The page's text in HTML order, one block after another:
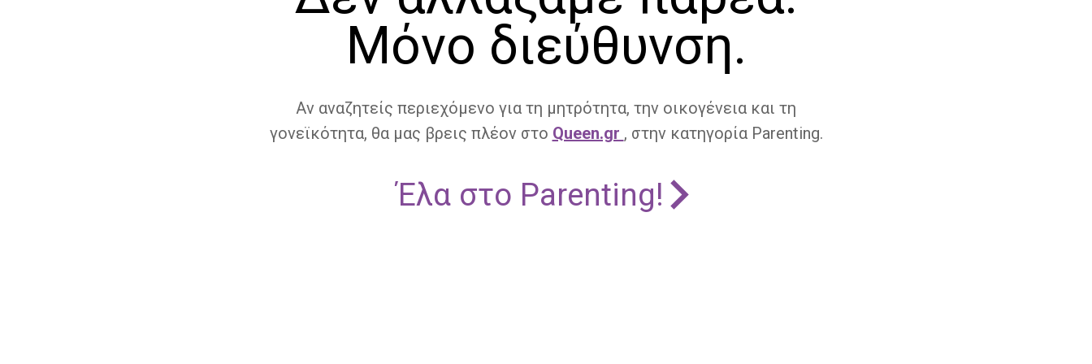
Μόνο διεύθυνση.
Αν αναζητείς περιεχόμενο για τη μητρότητα, την οικογένεια και τη
γονεϊκότητα, θα μας βρεις πλέον στο Queen.gr , στην κατηγορία Parenting.
Έλα στο Parenting!